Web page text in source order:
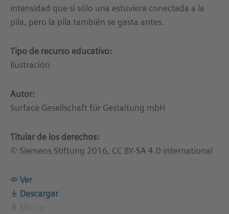
intensidad que si sólo una estuviera conectada a la
pila, pero la pila también se gasta antes.
Tipo de recurso educativo:
Ilustración
Autor:
Surface Gesellschaft für Gestaltung mbH
Titular de los derechos:
© Siemens Stiftung 2016, CC BY-SA 4.0 international
Ver
Descargar